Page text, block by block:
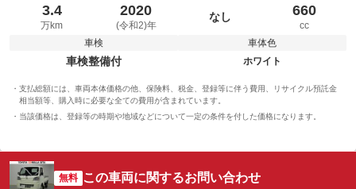
3.4
万km
2020
(令和2)年
なし 660
cc
車検
車検整備付
車体色
ホワイト
支払総額には、車両本体価格の他、保険料、税金、登録等に伴う費用、リサイクル預託金
相当額等、購入時に必要な全ての費用が含まれています。
当該価格は、登録等の時期や地域などについて一定の条件を付した価格になります。
無料 この車両に関するお問い合わせ